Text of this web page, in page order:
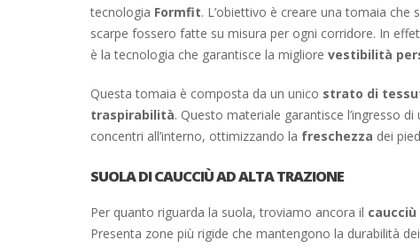
tecnologia Formfit. L’obiettivo è creare una tomaia
scarpe fossero fatte su misura per ogni corridore. In
è la tecnologia che garantisce la migliore vestibilità
Questa tomaia è composta da un unico strato di
traspirabilità. Questo materiale garantisce l’ingresso
concentri all’interno, ottimizzando la freschezza dei
SUOLA DI CAUCCIÙ AD ALTA TRAZIONE
Per quanto riguarda la suola, troviamo ancora il caucciù
Presenta zone più rigide che mantengono la durabilità